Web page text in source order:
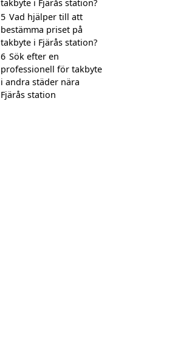
takbyte i Fjärås station?
5 Vad hjälper till att
bestämma priset på
takbyte i Fjärås station?
6 Sök efter en
professionell för takbyte
i andra städer nära
Fjärås station